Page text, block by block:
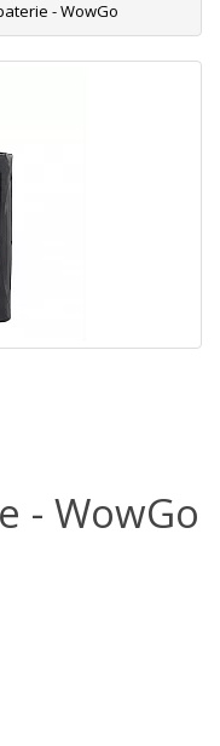
- WowGo
- WowGo